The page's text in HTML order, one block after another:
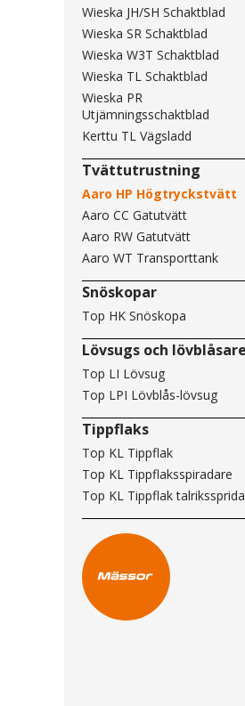
Wieska JH/SH Schaktblad
Wieska SR Schaktblad
Wieska W3T Schaktblad
Wieska TL Schaktblad
Wieska PR
Utjämningsschaktblad
Kerttu TL Vägsladd
Tvättutrustning
Aaro HP Högtryckstvätt
Aaro CC Gatutvätt
Aaro RW Gatutvätt
Aaro WT Transporttank
Snöskopar
Top HK Snöskopa
Lövsugs och lövblåsare
Top LI Lövsug
Top LPI Lövblås-lövsug
Tippflaks
Top KL Tippflak
Top KL Tippflaksspiradare
Top KL Tippflak